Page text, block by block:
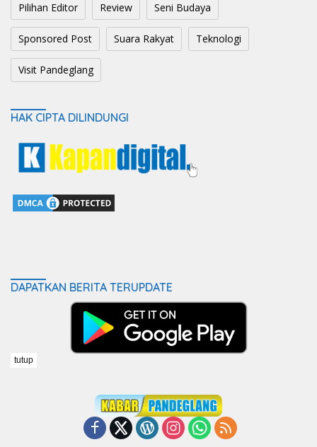
Pilihan Editor Review Seni Budaya
Sponsored Post Suara Rakyat Teknologi
Visit Pandeglang
HAK CIPTA DILINDUNGI
DAPATKAN BERITA TERUPDATE
tutup